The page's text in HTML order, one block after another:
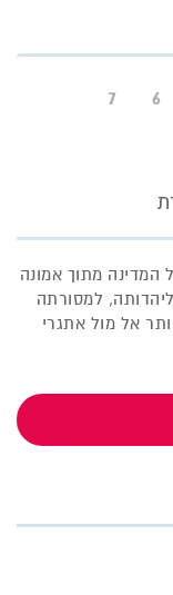
6
7
המדינה מתוך אמונה
למסורתה
אל מול אתגרי